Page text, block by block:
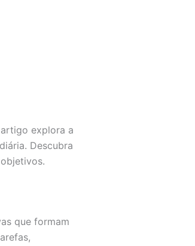
explora a
Descubra
que formam